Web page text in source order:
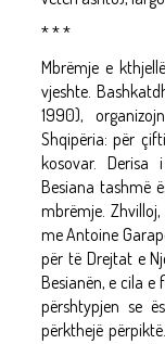
* * *
Mbrëmje e
vjeshte.
1990),
Shqipëria: për
kosovar. Derisa
Besiana tashmë
mbrëmje.
me Antoine
për të Drejtat e
Besianën, e cila e
përshtypjen se
përkthejë